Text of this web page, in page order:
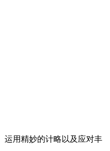
运用精妙的计略以及应对丰